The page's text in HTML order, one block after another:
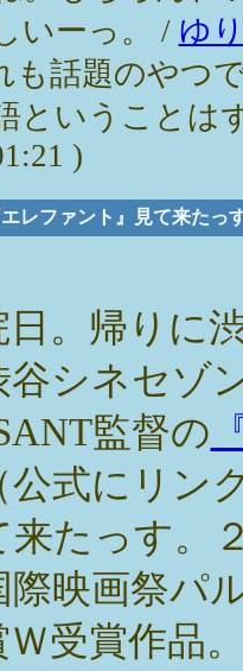
いーっ。 / ゆ
も話題のやつ
ということは
)
レファント』見て来たっ
日。帰りに
谷シネセゾ
監督の
公式にリン
来たっす。
映画祭パ
Ｗ受賞作品